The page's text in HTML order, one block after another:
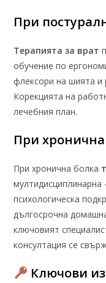
При
Терапията за врат
обучение по
флексори на шията и
Корекцията на
лечебния план.
При
При хронична болка
психологическа
дългосрочна
ключовият
консултация се
Ключови